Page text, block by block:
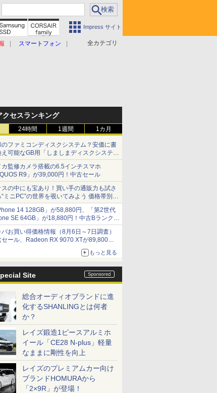
Impress サイト
全カテゴリ
スマートフォン
クセスランキング
24時間 1週間 1カ月
のファミコンディスクシステム？安価に書
え可能なGB用「しましまディスクシステ
カ監修カメラ搭載の6.5インチスマホ
R9」が39,000円！中古セール
スの中にも宝あり！買い手の通販力も試さ
“ミニPC”の世界を覗いてみよう 価格帯別に
や特徴を整理、11製品をピックアップ text
石川 ひさよし14 128GB」が58,880円、「第2世代
SE 64GB」が18,880円！中古Bランク品
ル
バお買い得価格情報（8月6日～7日調査）
セール、Radeon RX 9070 XTが89,800
水平周波数24.8kHz対応の17型モニターが
円、暑さ指数連動セール ほか
もっと見る
Site
総合オーディオブランドに進
化するSHANLINGとは何者
か？
レイズ鍛造1ピースアルミホ
イール「CE28 N-plus」軽量
なままに剛性を向上
レイズのプレミアムカー向け
ブランドHOMURAから
「2×9R」が登場！